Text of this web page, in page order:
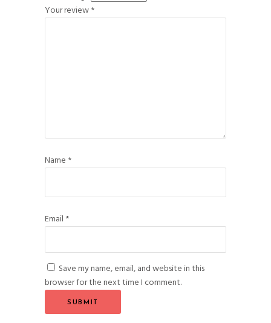
Your review*
Name *
Email *
Save my name, email, and website in this
browser for the next time I comment.